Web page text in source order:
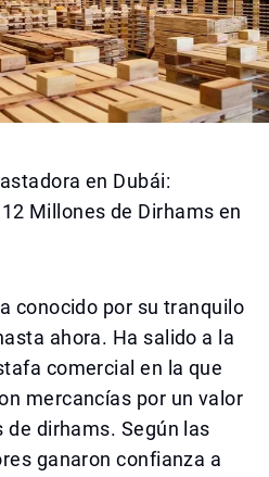
en Dubái:
Millones de Dirhams en
conocido por su tranquilo
ahora. Ha salido a la
comercial en la que
mercancías por un valor
de dirhams. Según las
ganaron confianza a